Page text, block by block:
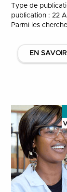
Type de
publication : 22
Parmi les
EN